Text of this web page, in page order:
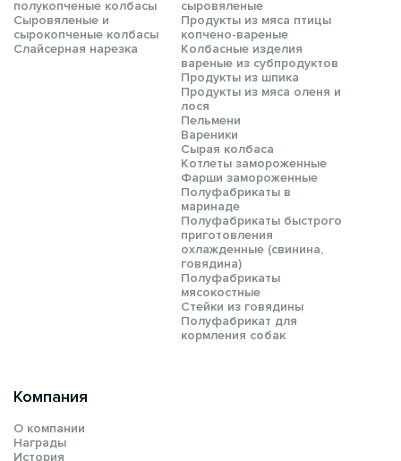
Компания
О компании
Награды
История
полукопченые колбасы
Сыровяленые и
сырокопченые колбасы
Слайсерная нарезка
сыровяленые
Продукты из мяса птицы
копчено-вареные
Колбасные изделия
вареные из субпродуктов
Продукты из шпика
Продукты из мяса оленя и
лося
Пельмени
Вареники
Сырая колбаса
Котлеты замороженные
Фарши замороженные
Полуфабрикаты в
маринаде
Полуфабрикаты быстрого
приготовления
охлажденные (свинина,
говядина)
Полуфабрикаты
мясокостные
Стейки из говядины
Полуфабрикат для
кормления собак